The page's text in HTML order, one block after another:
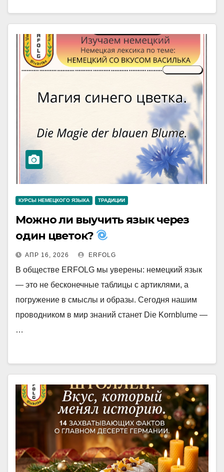
КУРСЫ НЕМЕЦКОГО ЯЗЫКА ТРАДИЦИИ
Можно ли выучить язык через
один цветок?
АПР 16, 2026 ERFOLG
В обществе ERFOLG мы уверены: немецкий язык
— это не бесконечные таблицы с артиклями, а
погружение в смыслы и образы. Сегодня нашим
проводником в мир знаний станет Die Kornblume —
…